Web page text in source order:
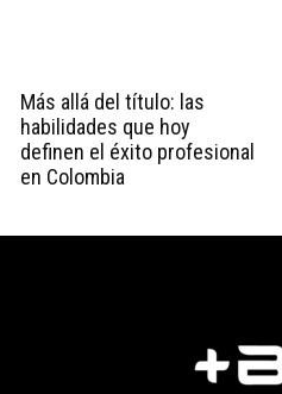
Más allá del título: las
habilidades que hoy
definen el éxito profesional
en Colombia